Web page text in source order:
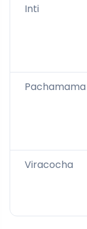
Inti
Pachamama
Viracocha